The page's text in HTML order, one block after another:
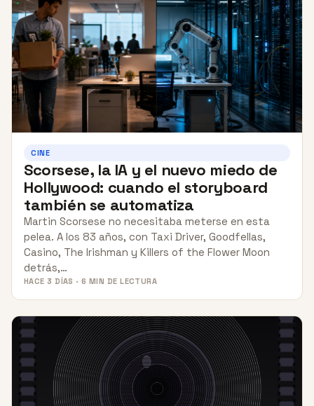
CINE
Scorsese, la IA y el nuevo miedo de
Hollywood: cuando el storyboard
también se automatiza
Martin Scorsese no necesitaba meterse en esta
pelea. A los 83 años, con Taxi Driver, Goodfellas,
Casino, The Irishman y Killers of the Flower Moon
detrás,…
HACE 3 DÍAS · 6 MIN DE LECTURA